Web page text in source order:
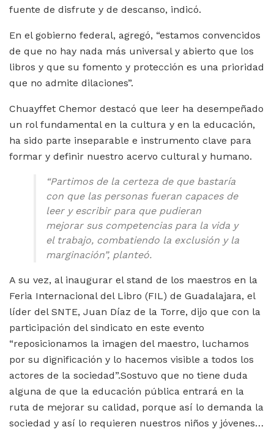
fuente de disfrute y de descanso, indicó.
En el gobierno federal, agregó, “estamos convencidos
de que no hay nada más universal y abierto que los
libros y que su fomento y protección es una prioridad
que no admite dilaciones”.
Chuayffet Chemor destacó que leer ha desempeñado
un rol fundamental en la cultura y en la educación,
ha sido parte inseparable e instrumento clave para
formar y definir nuestro acervo cultural y humano.
“Partimos de la certeza de que bastaría
con que las personas fueran capaces de
leer y escribir para que pudieran
mejorar sus competencias para la vida y
el trabajo, combatiendo la exclusión y la
marginación”, planteó.
A su vez, al inaugurar el stand de los maestros en la
Feria Internacional del Libro (FIL) de Guadalajara, el
líder del SNTE, Juan Díaz de la Torre, dijo que con la
participación del sindicato en este evento
“reposicionamos la imagen del maestro, luchamos
por su dignificación y lo hacemos visible a todos los
actores de la sociedad”.Sostuvo que no tiene duda
alguna de que la educación pública entrará en la
ruta de mejorar su calidad, porque así lo demanda la
sociedad y así lo requieren nuestros niños y jóvenes…